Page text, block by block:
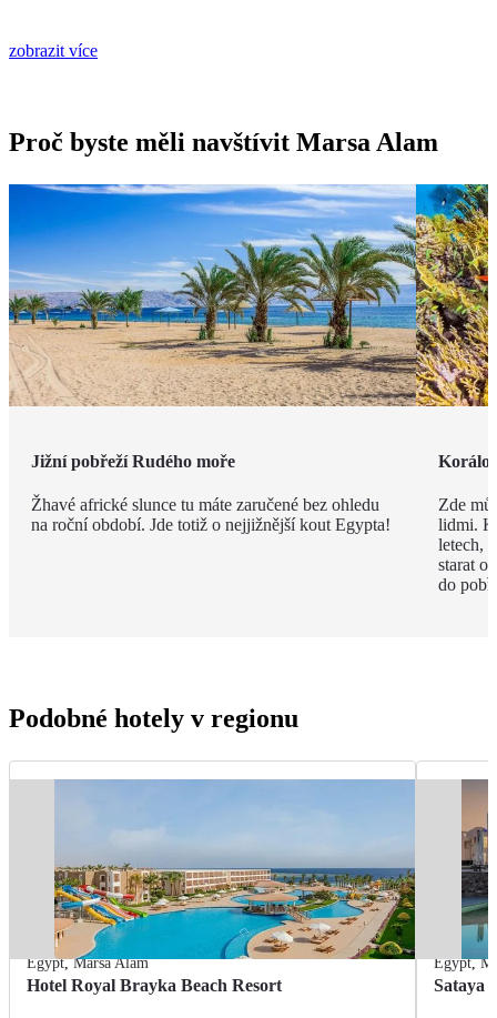
zobrazit více
Proč byste měli navštívit Marsa Alam
Jižní pobřeží Rudého moře
Žhavé africké slunce tu máte zaručené bez ohledu
na roční období. Jde totiž o nejjižnější kout Egypta!
Zde
lidmi. K
letech,
starat o
do
Podobné hotely v regionu
Egypt,Marsa Alam
Hotel Royal Brayka Beach Resort
Egypt,
Sataya